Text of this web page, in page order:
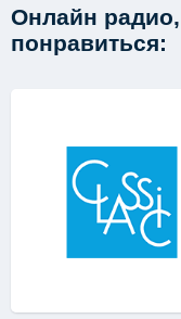
Онлайн
понравиться: